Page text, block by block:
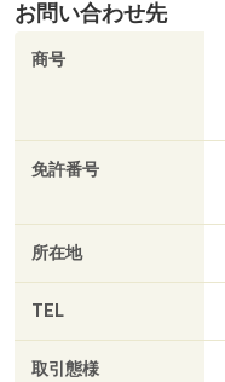
お問い合わせ先
商号
免許番号
所在地
TEL
取引態様